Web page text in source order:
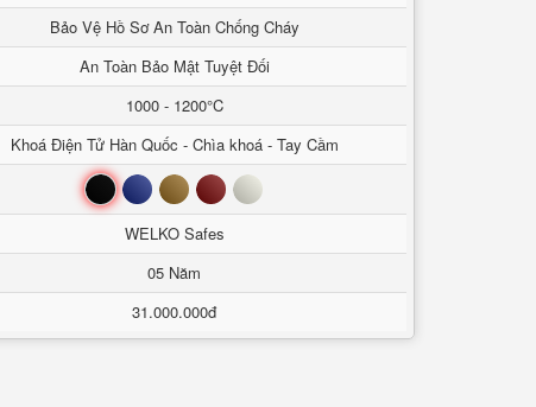
Bảo Vệ Hồ Sơ An Toàn Chống Cháy
An Toàn Bảo Mật Tuyệt Đối
1000 - 1200°C
Khoá Điện Tử Hàn Quốc - Chìa khoá - Tay Cầm
Đen Xanh Nâu Đỏ Trắng
WELKO Safes
05 Năm
31.000.000đ